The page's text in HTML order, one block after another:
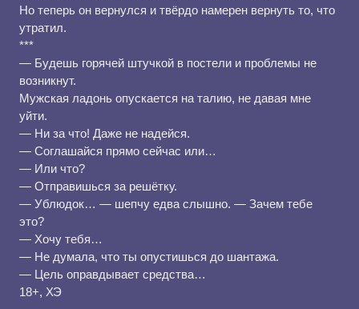
Но теперь он вернулся и твёрдо намерен вернуть то, что
утратил.
***
— Будешь горячей штучкой в постели и проблемы не
возникнут.
Мужская ладонь опускается на талию, не давая мне
уйти.
— Ни за что! Даже не надейся.
— Соглашайся прямо сейчас или…
— Или что?
— Отправишься за решётку.
— Ублюдок… — шепчу едва слышно. — Зачем тебе
это?
— Хочу тебя…
— Не думала, что ты опустишься до шантажа.
— Цель оправдывает средства…
18+, ХЭ